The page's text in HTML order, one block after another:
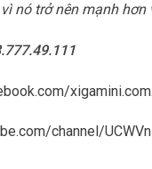
nó trở nên mạnh
channel/